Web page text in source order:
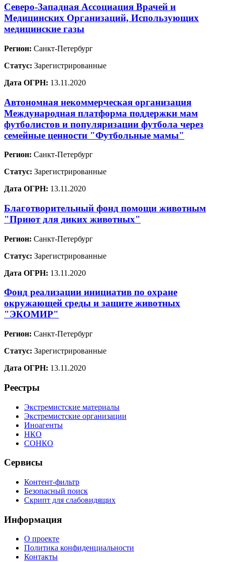
Северо-Западная Ассоциация Врачей и
Медицинских Организаций, Использующих
медицинские газы
Регион: Санкт-Петербург
Статус: Зарегистрированные
Дата ОГРН: 13.11.2020
Автономная некоммерческая организация
Международная платформа поддержки мам
футболистов и популяризации футбола через
семейные ценности "Футбольные мамы"
Регион: Санкт-Петербург
Статус: Зарегистрированные
Дата ОГРН: 13.11.2020
Благотворительный фонд помощи животным
"Приют для диких животных"
Регион: Санкт-Петербург
Статус: Зарегистрированные
Дата ОГРН: 13.11.2020
Фонд реализации инициатив по охране
окружающей среды и защите животных
"ЭКОМИР"
Регион: Санкт-Петербург
Статус: Зарегистрированные
Дата ОГРН: 13.11.2020
Реестры
Экстремистские материалы
Экстремистские организации
Иноагенты
НКО
СОНКО
Сервисы
Контент-фильтр
Безопасный поиск
Скрипт для слабовидящих
Информация
О проекте
Политика конфиденциальности
Контакты